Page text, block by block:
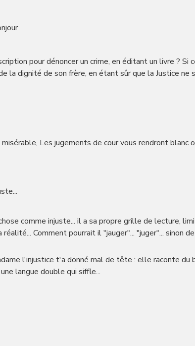
pour dénoncer un crime, en éditant un livre ? Si
la dignité de son frère, en étant sûr que la Justice ne
Les jugements de cour vous rendront blanc
comme injuste... il a sa propre grille de lecture,
Comment pourrait il "jauger"... "juger"... sinon
l'injustice t'a donné mal de tête : elle raconte du
langue double qui siffle...